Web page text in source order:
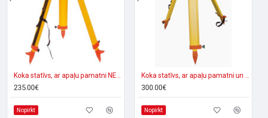
235.00€
Nopirkt
300.00€
Nopirkt